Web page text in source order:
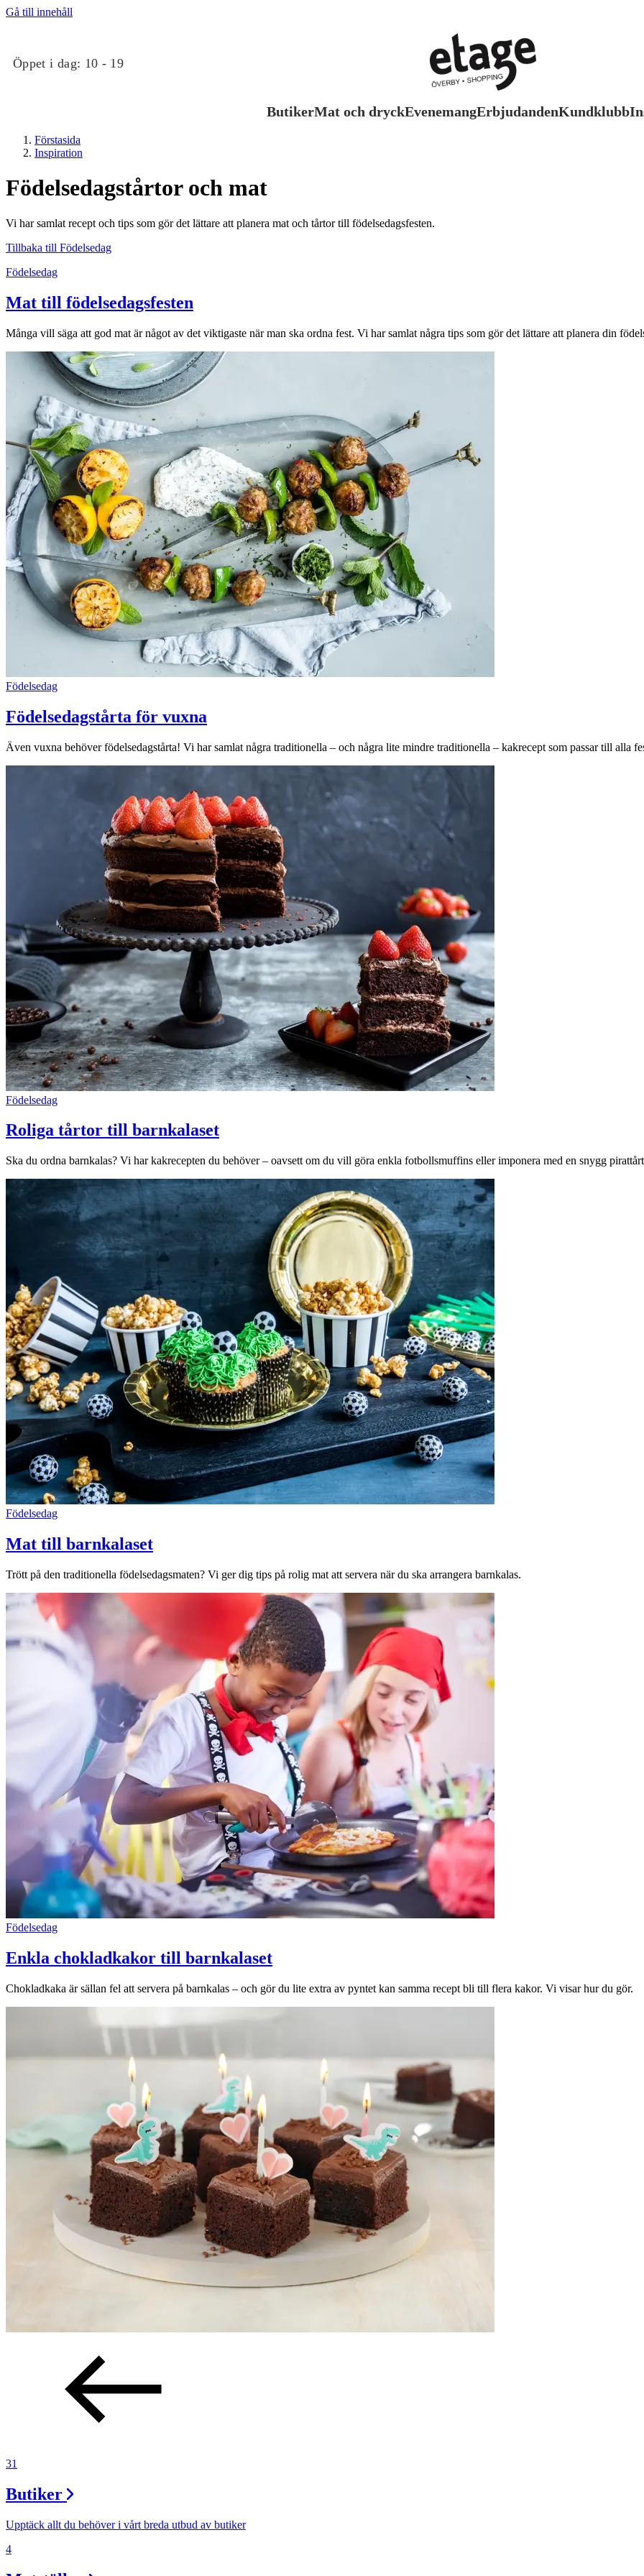
Gå till innehåll
Öppet i dag: 10 - 19
ButikerMat och dryckEvenemangErbjudandenKundklubb
Butiker
Mat och dryck
Evenemang
Erbjudanden
Kundklubb
Inspiration
Sök
Öppettider
Praktisk information
Lediga jobb
Presentkort
Min Shopping-app
Förstasida
Inspiration
Födelsedagstårtor och mat
Vi har samlat recept och tips som gör det lättare att planera mat och tårtor till födelsedagsfesten.
Tillbaka till Födelsedag
Födelsedag
Mat till födelsedagsfesten
Många vill säga att god mat är något av det viktigaste när man ska ordna fest. Vi har samlat några tips som gör det lättare att planera din
Födelsedag
Födelsedagstårta för vuxna
Även vuxna behöver födelsedagstårta! Vi har samlat några traditionella – och några lite mindre traditionella – kakrecept som passar till alla
Födelsedag
Roliga tårtor till barnkalaset
Ska du ordna barnkalas? Vi har kakrecepten du behöver – oavsett om du vill göra enkla fotbollsmuffins eller imponera med en snygg
Födelsedag
Mat till barnkalaset
Trött på den traditionella födelsedagsmaten? Vi ger dig tips på rolig mat att servera när du ska arrangera barnkalas.
Födelsedag
Enkla chokladkakor till barnkalaset
Chokladkaka är sällan fel att servera på barnkalas – och gör du lite extra av pyntet kan samma recept bli till flera kakor. Vi visar hur du gör.
31
Butiker
Upptäck allt du behöver i vårt breda utbud av butiker
4